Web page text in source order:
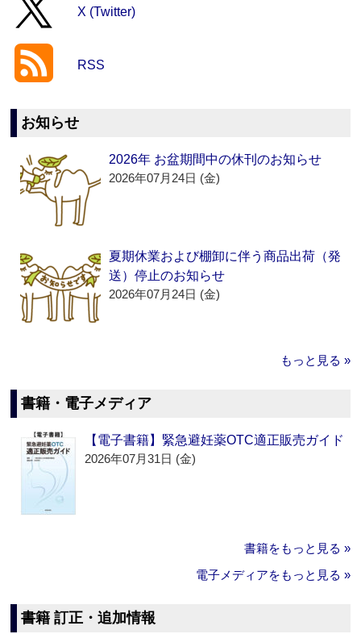
X (Twitter)
RSS
お知らせ
2026年 お盆期間中の休刊のお知らせ
2026年07月24日 (金)
夏期休業および棚卸に伴う商品出荷（発
送）停止のお知らせ
2026年07月24日 (金)
もっと見る »
書籍・電子メディア
【電子書籍】緊急避妊薬OTC適正販売ガイド
2026年07月31日 (金)
書籍をもっと見る »
電子メディアをもっと見る »
書籍 訂正・追加情報